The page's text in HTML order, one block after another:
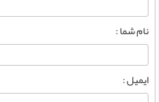
نام شما :
ایمیل :